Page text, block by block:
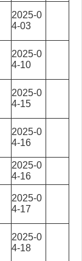
2025-0
4-03
2025-0
4-10
2025-0
4-15
2025-0
4-16
2025-0
4-16
2025-0
4-17
2025-0
4-18